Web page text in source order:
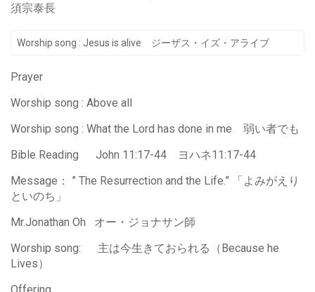
須宗泰長
Worship song : Jesus is alive ジーザス・イズ・アライブ
Prayer
Worship song : Above all
Worship song : What the Lord has done in me 弱い者でも
Bible Reading John 11:17-44 ヨハネ11:17-44
Message： ” The Resurrection and the Life.” 「よみがえり
といのち」
Mr.Jonathan Oh
オー・ジョナサン師
Worship song: 主は今生きておられる（Because he
Lives）